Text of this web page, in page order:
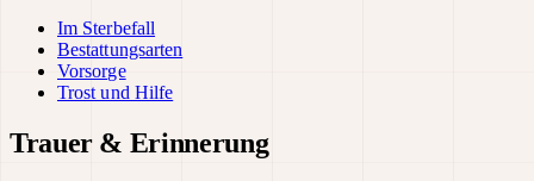
Im Sterbefall
Bestattungsarten
Vorsorge
Trost und Hilfe
Trauer & Erinnerung